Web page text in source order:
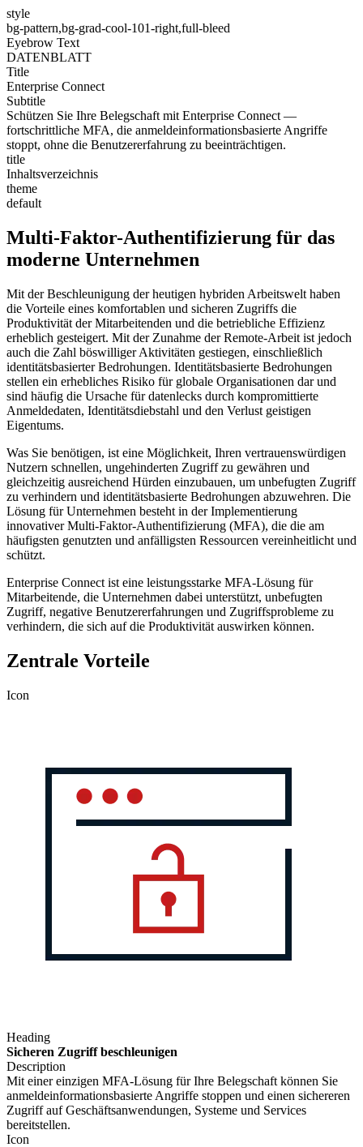
style
bg-pattern,bg-grad-cool-101-right,full-bleed
Eyebrow Text
DATENBLATT
Title
Enterprise Connect
Subtitle
Schützen Sie Ihre Belegschaft mit Enterprise Connect —
fortschrittliche MFA, die anmeldeinformationsbasierte Angriffe
stoppt, ohne die Benutzererfahrung zu beeinträchtigen.
title
Inhaltsverzeichnis
theme
default
Multi-Faktor-Authentifizierung für das
moderne Unternehmen
Mit der Beschleunigung der heutigen hybriden Arbeitswelt haben
die Vorteile eines komfortablen und sicheren Zugriffs die
Produktivität der Mitarbeitenden und die betriebliche Effizienz
erheblich gesteigert. Mit der Zunahme der Remote-Arbeit ist jedoch
auch die Zahl böswilliger Aktivitäten gestiegen, einschließlich
identitätsbasierter Bedrohungen. Identitätsbasierte Bedrohungen
stellen ein erhebliches Risiko für globale Organisationen dar und
sind häufig die Ursache für datenlecks durch kompromittierte
Anmeldedaten, Identitätsdiebstahl und den Verlust geistigen
Eigentums.
Was Sie benötigen, ist eine Möglichkeit, Ihren vertrauenswürdigen
Nutzern schnellen, ungehinderten Zugriff zu gewähren und
gleichzeitig ausreichend Hürden einzubauen, um unbefugten Zugriff
zu verhindern und identitätsbasierte Bedrohungen abzuwehren. Die
Lösung für Unternehmen besteht in der Implementierung
innovativer Multi-Faktor-Authentifizierung (MFA), die die am
häufigsten genutzten und anfälligsten Ressourcen vereinheitlicht und
schützt.
Enterprise Connect ist eine leistungsstarke MFA-Lösung für
Mitarbeitende, die Unternehmen dabei unterstützt, unbefugten
Zugriff, negative Benutzererfahrungen und Zugriffsprobleme zu
verhindern, die sich auf die Produktivität auswirken können.
Zentrale Vorteile
Icon
Heading
Sicheren Zugriff beschleunigen
Description
Mit einer einzigen MFA-Lösung für Ihre Belegschaft können Sie
anmeldeinformationsbasierte Angriffe stoppen und einen sichereren
Zugriff auf Geschäftsanwendungen, Systeme und Services
bereitstellen.
Icon